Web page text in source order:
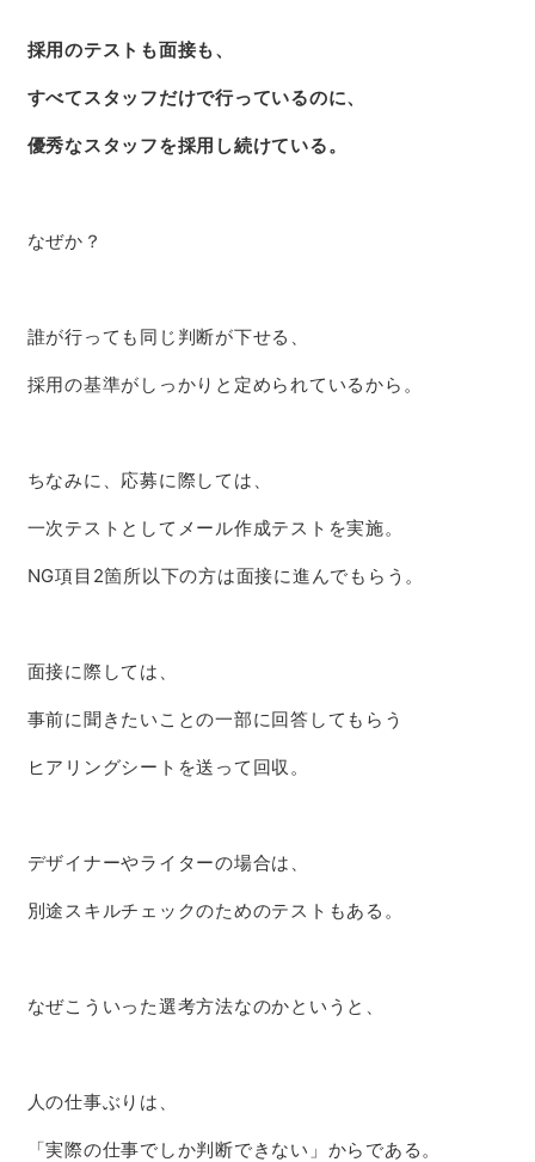
採用のテストも面接も、
すべてスタッフだけで行っているのに、
優秀なスタッフを採用し続けている。
なぜか？
誰が行っても同じ判断が下せる、
採用の基準がしっかりと定められているから。
ちなみに、 応募に際しては、
一次テストとしてメール作成テストを実施。
NG項目2箇所以下の方は面接に進んでもらう。
面接に際しては、
事前に聞きたいことの一部に回答してもらう
ヒアリングシートを送って回収。
デザイナーやライターの場合は、
別途スキルチェックのためのテストもある。
なぜこういった選考方法なのかというと、
人の仕事ぶりは、
「実際の仕事でしか判断できない」からである。